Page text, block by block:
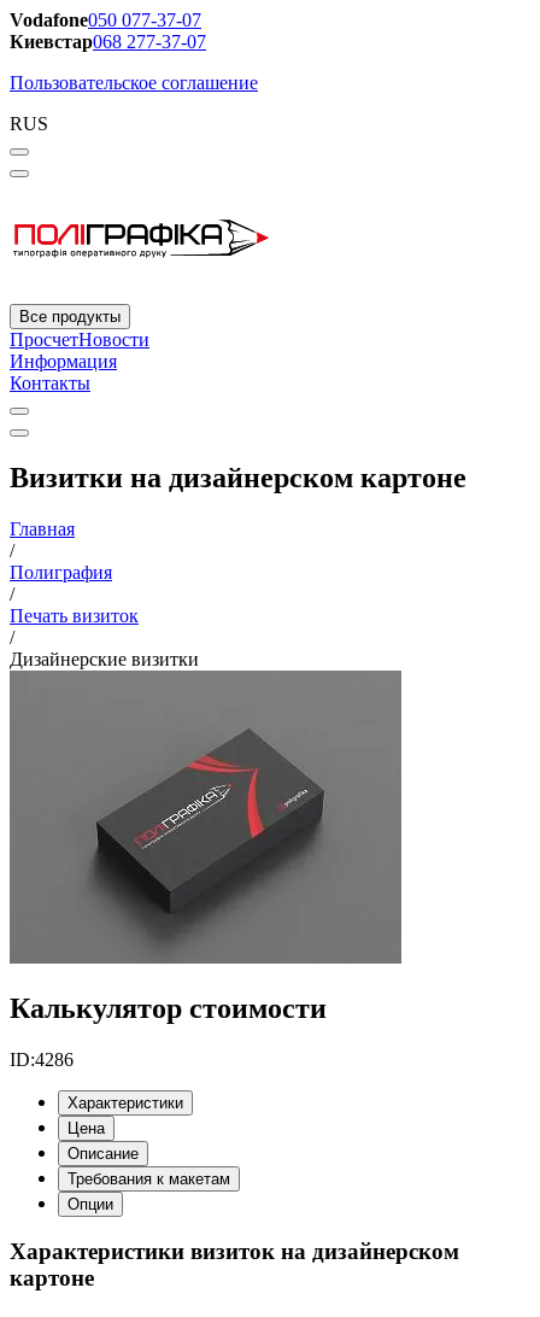
Vodafone050 077-37-07
Киевстар068 277-37-07
Пользовательское соглашение
RUS
Все продукты
ПросчетНовости
Информация
Контакты
Визитки на дизайнерском картоне
Главная
/
Полиграфия
/
Печать визиток
/
Дизайнерские визитки
Калькулятор стоимости
ID:4286
Характеристики
Цена
Описание
Требования к макетам
Опции
Характеристики визиток на дизайнерском
картоне